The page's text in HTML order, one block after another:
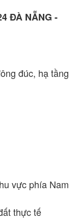
ĐÀ NẴNG -
đúc, hạ tầng
vực phía Nam
thực tế